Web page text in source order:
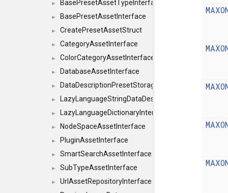
► BasePresetAssetTypeInterface
► BasePresetAssetInterface
► CreatePresetAssetStruct
► CategoryAssetInterface
► ColorCategoryAssetInterface
► DatabaseAssetInterface
► DataDescriptionPresetStorageInterface
►
► LazyLanguageDictionaryInterface
► NodeSpaceAssetInterface
► PluginAssetInterface
► SmartSearchAssetInterface
► SubTypeAssetInterface
► UrlAssetRepositoryInterface